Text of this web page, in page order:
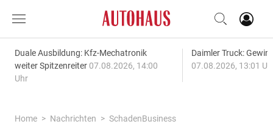
Duale Ausbildung: Kfz-Mechatronik
weiter Spitzenreiter 07.08.2026, 14:00
Uhr
Daimler Truck:
07.08.2026, 13:01
Home Nachrichten
SchadenBusiness